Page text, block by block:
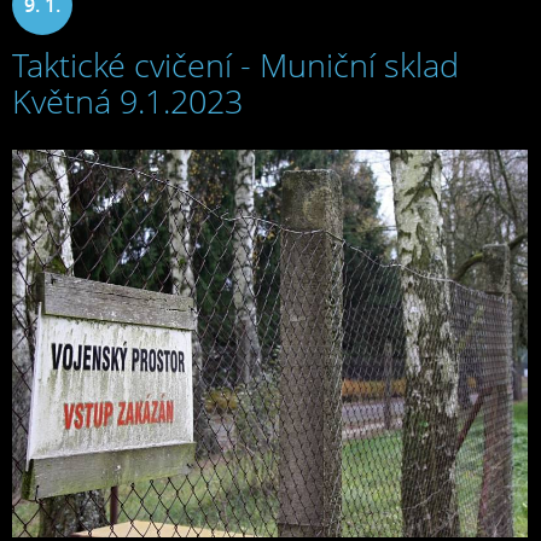
2023
Taktické cvičení - Muniční sklad
Květná 9.1.2023